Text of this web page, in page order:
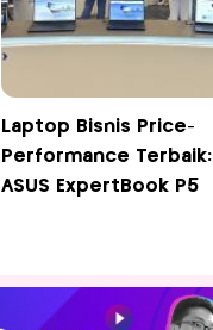
Laptop Bisnis Price-
Performance Terbaik:
ASUS ExpertBook P5